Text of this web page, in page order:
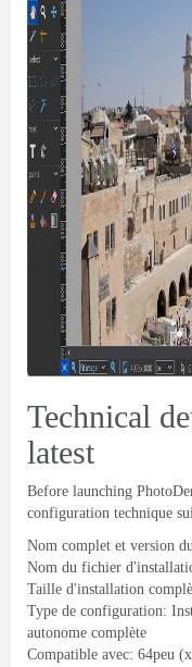
Technical
latest
Before launching
configuration technique
Nom complet et version
Nom du fichier
Taille d'installation
Type de configuration:
autonome complète
Compatible avec: 64peu